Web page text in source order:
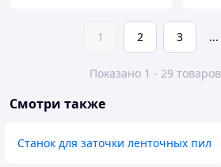
1 2 3 ...
Показано 1 - 29
Смотри также
Станок для заточки ленточных пил